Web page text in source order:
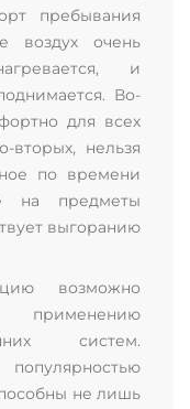
пребывания
воздух очень
и
Во-
для всех
вторых, нельзя
по времени
на предметы
выгоранию
возможно
систем.
не лишь